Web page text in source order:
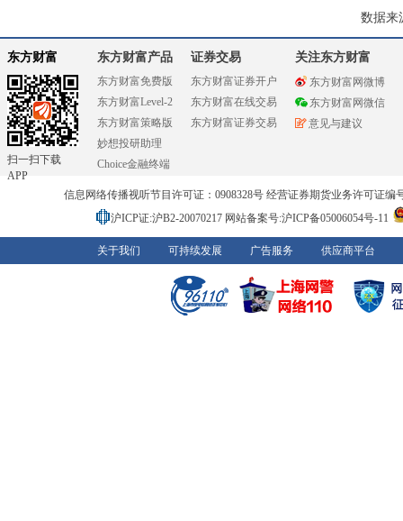
数据来
东方财富
扫一扫下载
APP
东方财富产品
东方财富免费版
东方财富Level-2
东方财富策略版
妙想投研助理
Choice金融终端
证券交易
东方财富证券开户
东方财富在线交易
东方财富证券交易
关注东方财富
东方财富网微博
东方财富网微信
意见与建议
信息网络传播视听节目许可证：0908328号 经营证券期货业务许可证编
沪ICP证:沪B2-20070217 网站备案号:沪ICP备05006054号-11
关于我们 可持续发展 广告服务 供应商平台